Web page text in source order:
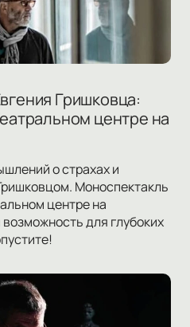
Гришковца:
центре на
о страхах и
Моноспектакль
центре на
для глубоких